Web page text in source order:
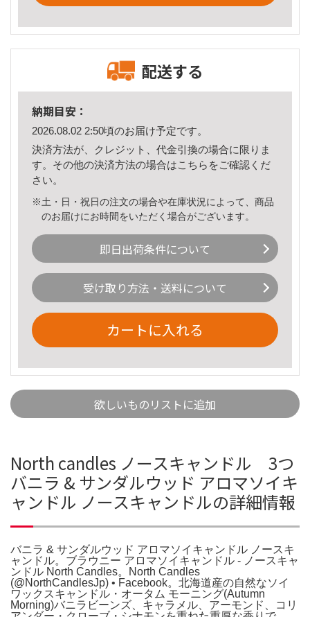
配送する
納期目安：
2026.08.02 2:50頃のお届け予定です。
決済方法が、クレジット、代金引換の場合に限りま
す。その他の決済方法の場合はこちら をご確認くだ
さい。
※土・日・祝日の注文の場合や在庫状況によって、商品
のお届けにお時間をいただく場合がございます。
即日出荷条件について
受け取り方法・送料について
カートに入れる
欲しいものリストに追加
North candles ノースキャンドル 3つ
バニラ & サンダルウッド アロマソイキ
ャンドル ノースキャンドルの詳細情報
バニラ & サンダルウッド アロマソイキャンドル ノースキ
ャンドル。ブラウニー アロマソイキャンドル - ノースキャ
ンドル North Candles。North Candles
(@NorthCandlesJp) • Facebook。北海道産の自然なソイ
ワックスキャンドル・オータム モーニング(Autumn
Morning)バニラビーンズ、キャラメル、アーモンド、コリ